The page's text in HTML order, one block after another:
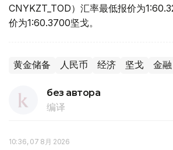
CNYKZT_TOD）汇率最低报价为
价为1:60.3700坚戈。
黄金储备 人民币 经济 坚戈 金融
без автора
编译
10:36, 07 8月 2026